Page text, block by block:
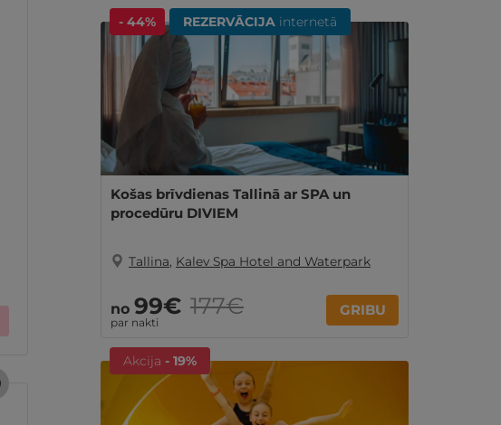
- 44% REZERVĀCIJA internetā
Košas brīvdienas Tallinā ar SPA un
procedūru DIVIEM
Tallina, Kalev Spa Hotel and Waterpark
no 99€
par nakti
177€ GRIBU
Akcija - 19%